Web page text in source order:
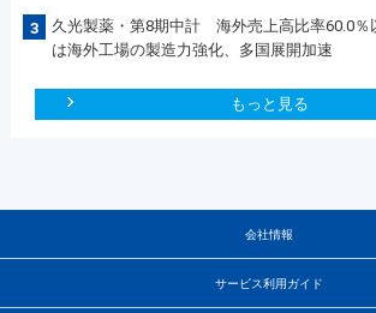
3
久光製薬・第8期中計 海外売上高比率60.0
は海外工場の製造力強化、多国展開加速
もっと見る
会社情報
サービス利用ガイド